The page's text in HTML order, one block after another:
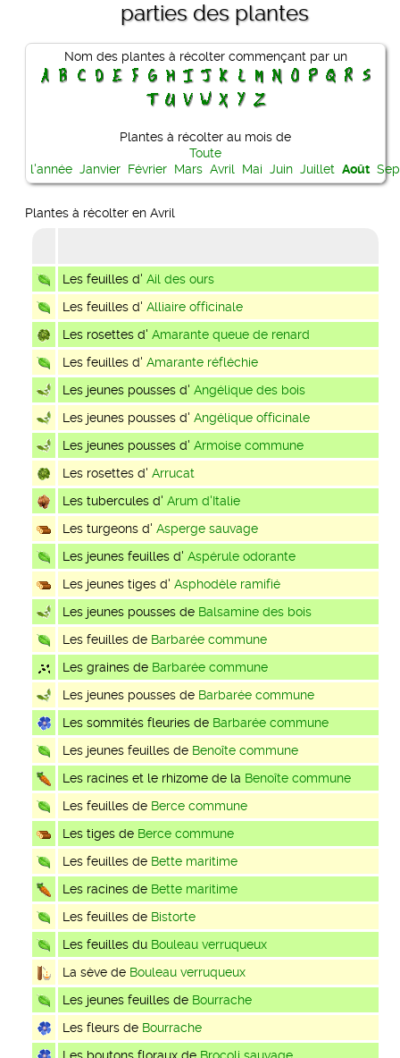
parties des plantes
Nom des plantes à récolter commençant par un
Plantes à récolter au mois de
Toute
l'année Janvier Février Mars Avril Mai Juin Juillet Août
Plantes à récolter en Avril
Les feuilles d' Ail des ours
Les feuilles d' Alliaire officinale
Les rosettes d' Amarante queue de renard
Les feuilles d' Amarante réfléchie
Les jeunes pousses d' Angélique des bois
Les jeunes pousses d' Angélique officinale
Les jeunes pousses d' Armoise commune
Les rosettes d' Arrucat
Les tubercules d' Arum d'Italie
Les turgeons d' Asperge sauvage
Les jeunes feuilles d' Aspérule odorante
Les jeunes tiges d' Asphodèle ramifié
Les jeunes pousses de Balsamine des bois
Les feuilles de Barbarée commune
Les graines de Barbarée commune
Les jeunes pousses de Barbarée commune
Les sommités fleuries de Barbarée commune
Les jeunes feuilles de Benoîte commune
Les racines et le rhizome de la Benoîte commune
Les feuilles de Berce commune
Les tiges de Berce commune
Les feuilles de Bette maritime
Les racines de Bette maritime
Les feuilles de Bistorte
Les feuilles du Bouleau verruqueux
La sève de Bouleau verruqueux
Les jeunes feuilles de Bourrache
Les fleurs de Bourrache